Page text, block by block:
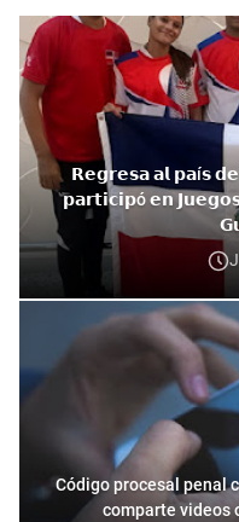
𝗥𝗲𝗴𝗿𝗲𝘀𝗮 𝗮𝗹 𝗽𝗮í𝘀
𝗽𝗮𝗿𝘁𝗶𝗰𝗶𝗽ó 𝗲𝗻
Código procesal penal
comparte videos